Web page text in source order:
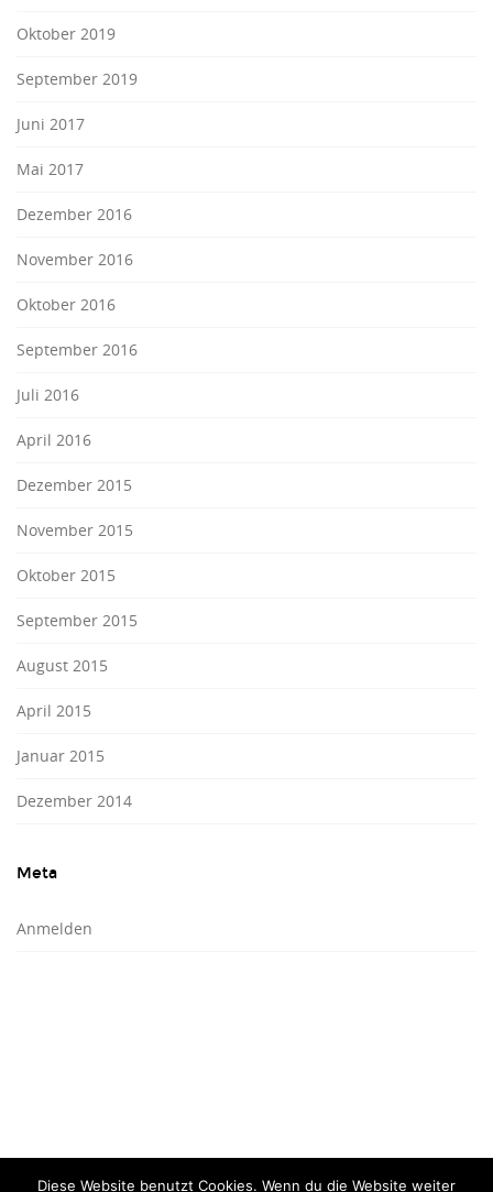
Oktober 2019
September 2019
Juni 2017
Mai 2017
Dezember 2016
November 2016
Oktober 2016
September 2016
Juli 2016
April 2016
Dezember 2015
November 2015
Oktober 2015
September 2015
August 2015
April 2015
Januar 2015
Dezember 2014
Meta
Anmelden
Diese Website benutzt Cookies. Wenn du die Website weiter